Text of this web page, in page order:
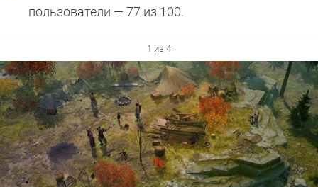
пользователи — 77 из 100.
1 из 4